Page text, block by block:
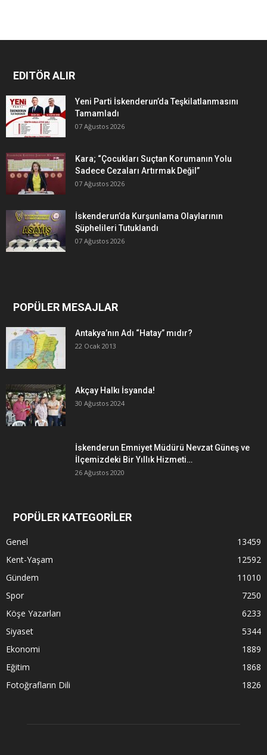
EDITÖR ALIR
Yeni Parti İskenderun’da Teşkilatlanmasını
Tamamladı
07 Ağustos 2026
Kara; “Çocukları Suçtan Korumanın Yolu
Sadece Cezaları Artırmak Değil”
07 Ağustos 2026
İskenderun’da Kurşunlama Olaylarının
Şüphelileri Tutuklandı
07 Ağustos 2026
POPÜLER MESAJLAR
Antakya’nın Adı “Hatay” mıdır?
22 Ocak 2013
Akçay Halkı İsyanda!
30 Ağustos 2024
İskenderun Emniyet Müdürü Nevzat Güneş ve
İlçemizdeki Bir Yıllık Hizmeti…
26 Ağustos 2020
POPÜLER KATEGORİLER
Genel
13459
Kent-Yaşam
12592
Gündem
11010
Spor
7250
Köşe Yazarları
6233
Siyaset
5344
Ekonomi
1889
Eğitim
1868
Fotoğrafların Dili
1826